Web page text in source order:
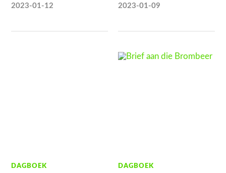
2023-01-12 2023-01-09
DAGBOEK DAGBOEK